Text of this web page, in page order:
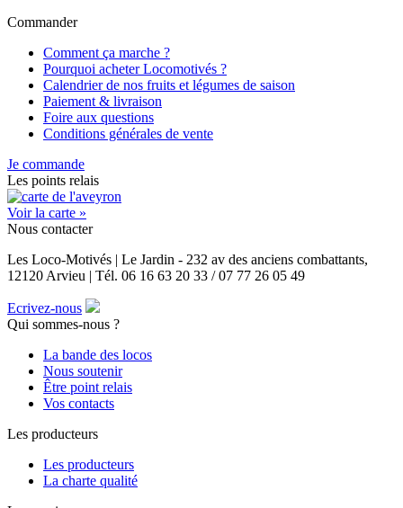
Commander
Comment ça marche ?
Pourquoi acheter Locomotivés ?
Calendrier de nos fruits et légumes de saison
Paiement & livraison
Foire aux questions
Conditions générales de vente
Je commande
Les points relais
Voir la carte »
Nous contacter
Les Loco-Motivés | Le Jardin - 232 av des anciens combattants,
12120 Arvieu | Tél. 06 16 63 20 33 / 07 77 26 05 49
Ecrivez-nous
Qui sommes-nous ?
La bande des locos
Nous soutenir
Être point relais
Vos contacts
Les producteurs
Les producteurs
La charte qualité